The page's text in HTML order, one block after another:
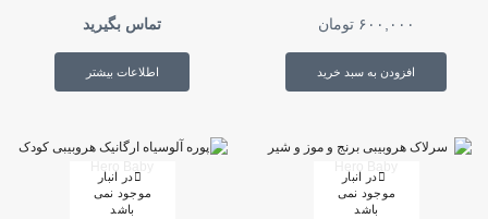
۶۰۰,۰۰۰ تومان
افزودن به سبد خرید
تماس بگیرید
اطلاعات بیشتر
در انبار
موجود نمی
باشد
در انبار
موجود نمی
باشد